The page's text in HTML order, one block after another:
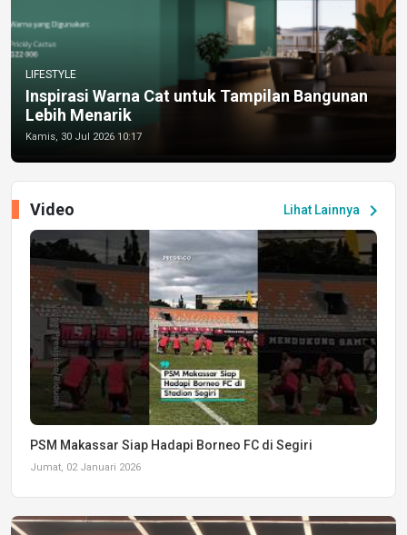
LIFESTYLE
Inspirasi Warna Cat untuk Tampilan Bangunan
Lebih Menarik
Kamis, 30 Jul 2026 10:17
Lihat Lainnya chevron_right
Video
PSM Makassar Siap Hadapi Borneo FC di Segiri
Jumat, 02 Januari 2026